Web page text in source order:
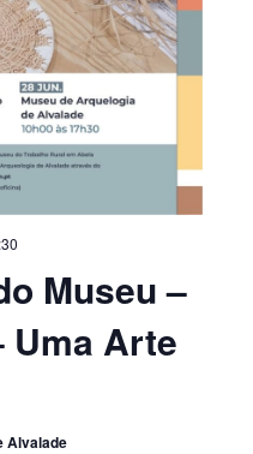
Museu –
Uma Arte
Alvalade